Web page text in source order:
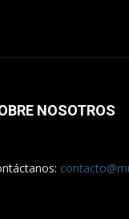
NOSOTROS